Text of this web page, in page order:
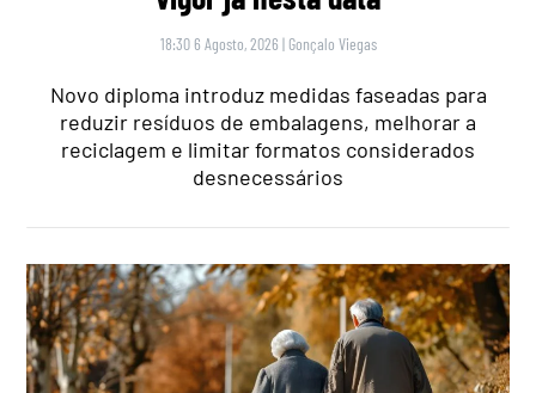
18:30 6 Agosto, 2026 | Gonçalo Viegas
Novo diploma introduz medidas faseadas para
reduzir resíduos de embalagens, melhorar a
reciclagem e limitar formatos considerados
desnecessários